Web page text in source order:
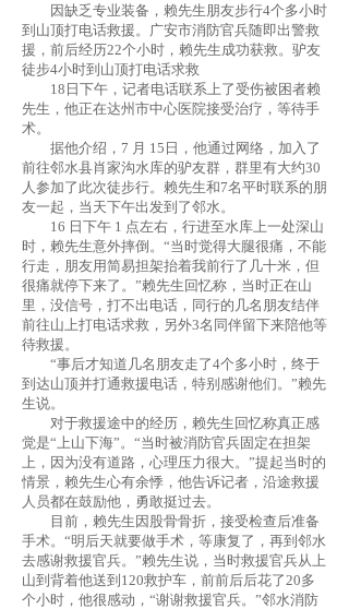
因缺乏专业装备，赖先生朋友步行4个多小时
到山顶打电话救援。广安市消防官兵随即出警救
援，前后经历22个小时，赖先生成功获救。驴友
徒步4小时到山顶打电话求救
18日下午，记者电话联系上了受伤被困者赖
先生，他正在达州市中心医院接受治疗，等待手
术。
据他介绍，7 月 15日，他通过网络，加入了
前往邻水县肖家沟水库的驴友群，群里有大约30
人参加了此次徒步行。赖先生和7名平时联系的朋
友一起，当天下午出发到了邻水。
16 日下午 1 点左右，行进至水库上一处深山
时，赖先生意外摔倒。“当时觉得大腿很痛，不能
行走，朋友用简易担架抬着我前行了几十米，但
很痛就停下来了。”赖先生回忆称，当时正在山
里，没信号，打不出电话，同行的几名朋友结伴
前往山上打电话求救，另外3名同伴留下来陪他等
待救援。
“事后才知道几名朋友走了4个多小时，终于
到达山顶并打通救援电话，特别感谢他们。”赖先
生说。
对于救援途中的经历，赖先生回忆称真正感
觉是“上山下海”。“当时被消防官兵固定在担架
上，因为没有道路，心理压力很大。”提起当时的
情景，赖先生心有余悸，他告诉记者，沿途救援
人员都在鼓励他，勇敢挺过去。
目前，赖先生因股骨骨折，接受检查后准备
手术。“明后天就要做手术，等康复了，再到邻水
去感谢救援官兵。”赖先生说，当时救援官兵从上
山到背着他送到120救护车，前前后后花了20多
个小时，他很感动，“谢谢救援官兵。”邻水消防